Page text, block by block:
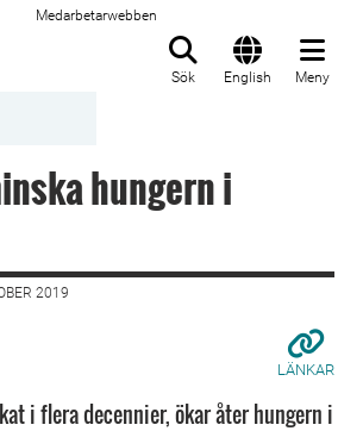
Medarbetarwebben
Sök English Meny
hungern i
2019
LÄNKAR
i flera decennier, ökar åter hungern i